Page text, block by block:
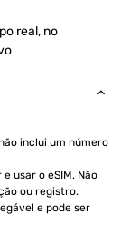
real, no
inclui um número
usar o eSIM. Não
ou registro.
e pode ser